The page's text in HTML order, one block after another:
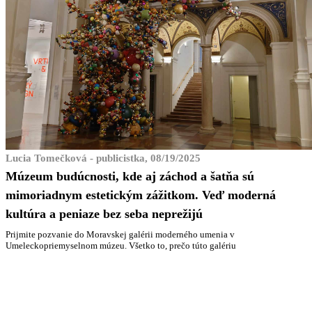
Lucia Tomečková - publicistka, 08/19/2025
Múzeum budúcnosti, kde aj záchod a šatňa sú
mimoriadnym estetickým zážitkom. Veď moderná
kultúra a peniaze bez seba neprežijú
Prijmite pozvanie do Moravskej galérii moderného umenia v
Umeleckopriemyselnom múzeu. Všetko to, prečo túto galériu